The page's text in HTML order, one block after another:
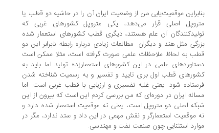
موقعیت‌یابی من از وضعیت ایران آن را در حاشیه دو قطب یا
اصلی قرار می‌دهد، یکی متروپل کشورهای غربی که
آن علم هستند، دیگری قطب کشورهای استعمار شده
مثل هند و دیگران. مطالعات زیادی درباره رابطه نابرابر این دو
به لحاظ ملاحظات علمی صورت گرفته است، مثلا ممکن است
علمی در این کشورهای استعمارزده تولید اما باید به
قطب اول برای تایید و تفسیر و به رسمیت شناخته شدن
شود. یعنی غلبه تفسیری و ارزیابی با قطب غربی است. اما
ایران در دوره‌ای که من بررسی کردم این است که بیرون از این
اصلی دو متروپل است، یعنی نه موقعیت استعمار شده دارد و
موقعیت استعمارگر و نقش مهمی در این داد و ستد ندارد، مگر در
استثنایی چون صنعت نفت و مهندسی.